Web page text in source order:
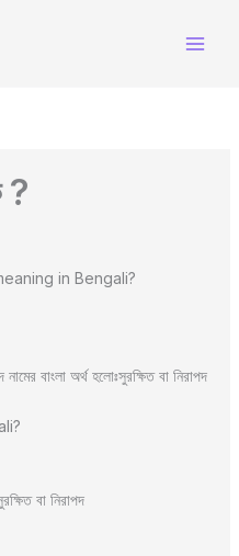
?
in Bengali?
বাংলা অর্থ হলোঃসুরক্ষিত বা নিরাপদ
বা নিরাপদ